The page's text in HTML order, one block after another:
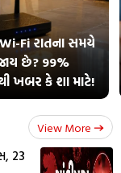
Fi રાતના સમયે
છે? 99%
ખબર કે શા માટે!
View More
23